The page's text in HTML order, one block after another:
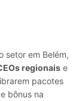
setor em Belém,
regionais e
pacotes
bônus na